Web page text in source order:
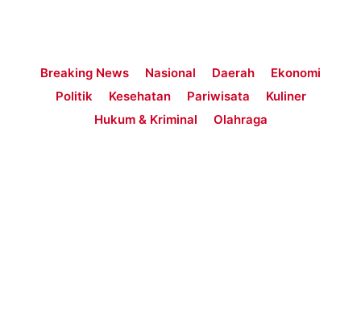
Breaking News Nasional Daerah
Ekonomi
Politik
Kesehatan Pariwisata
Kuliner
Hukum & Kriminal
Olahraga